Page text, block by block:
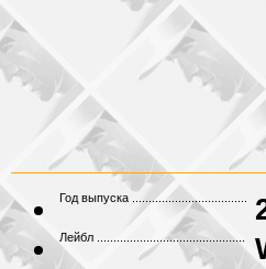
Год выпуска
Лейбл